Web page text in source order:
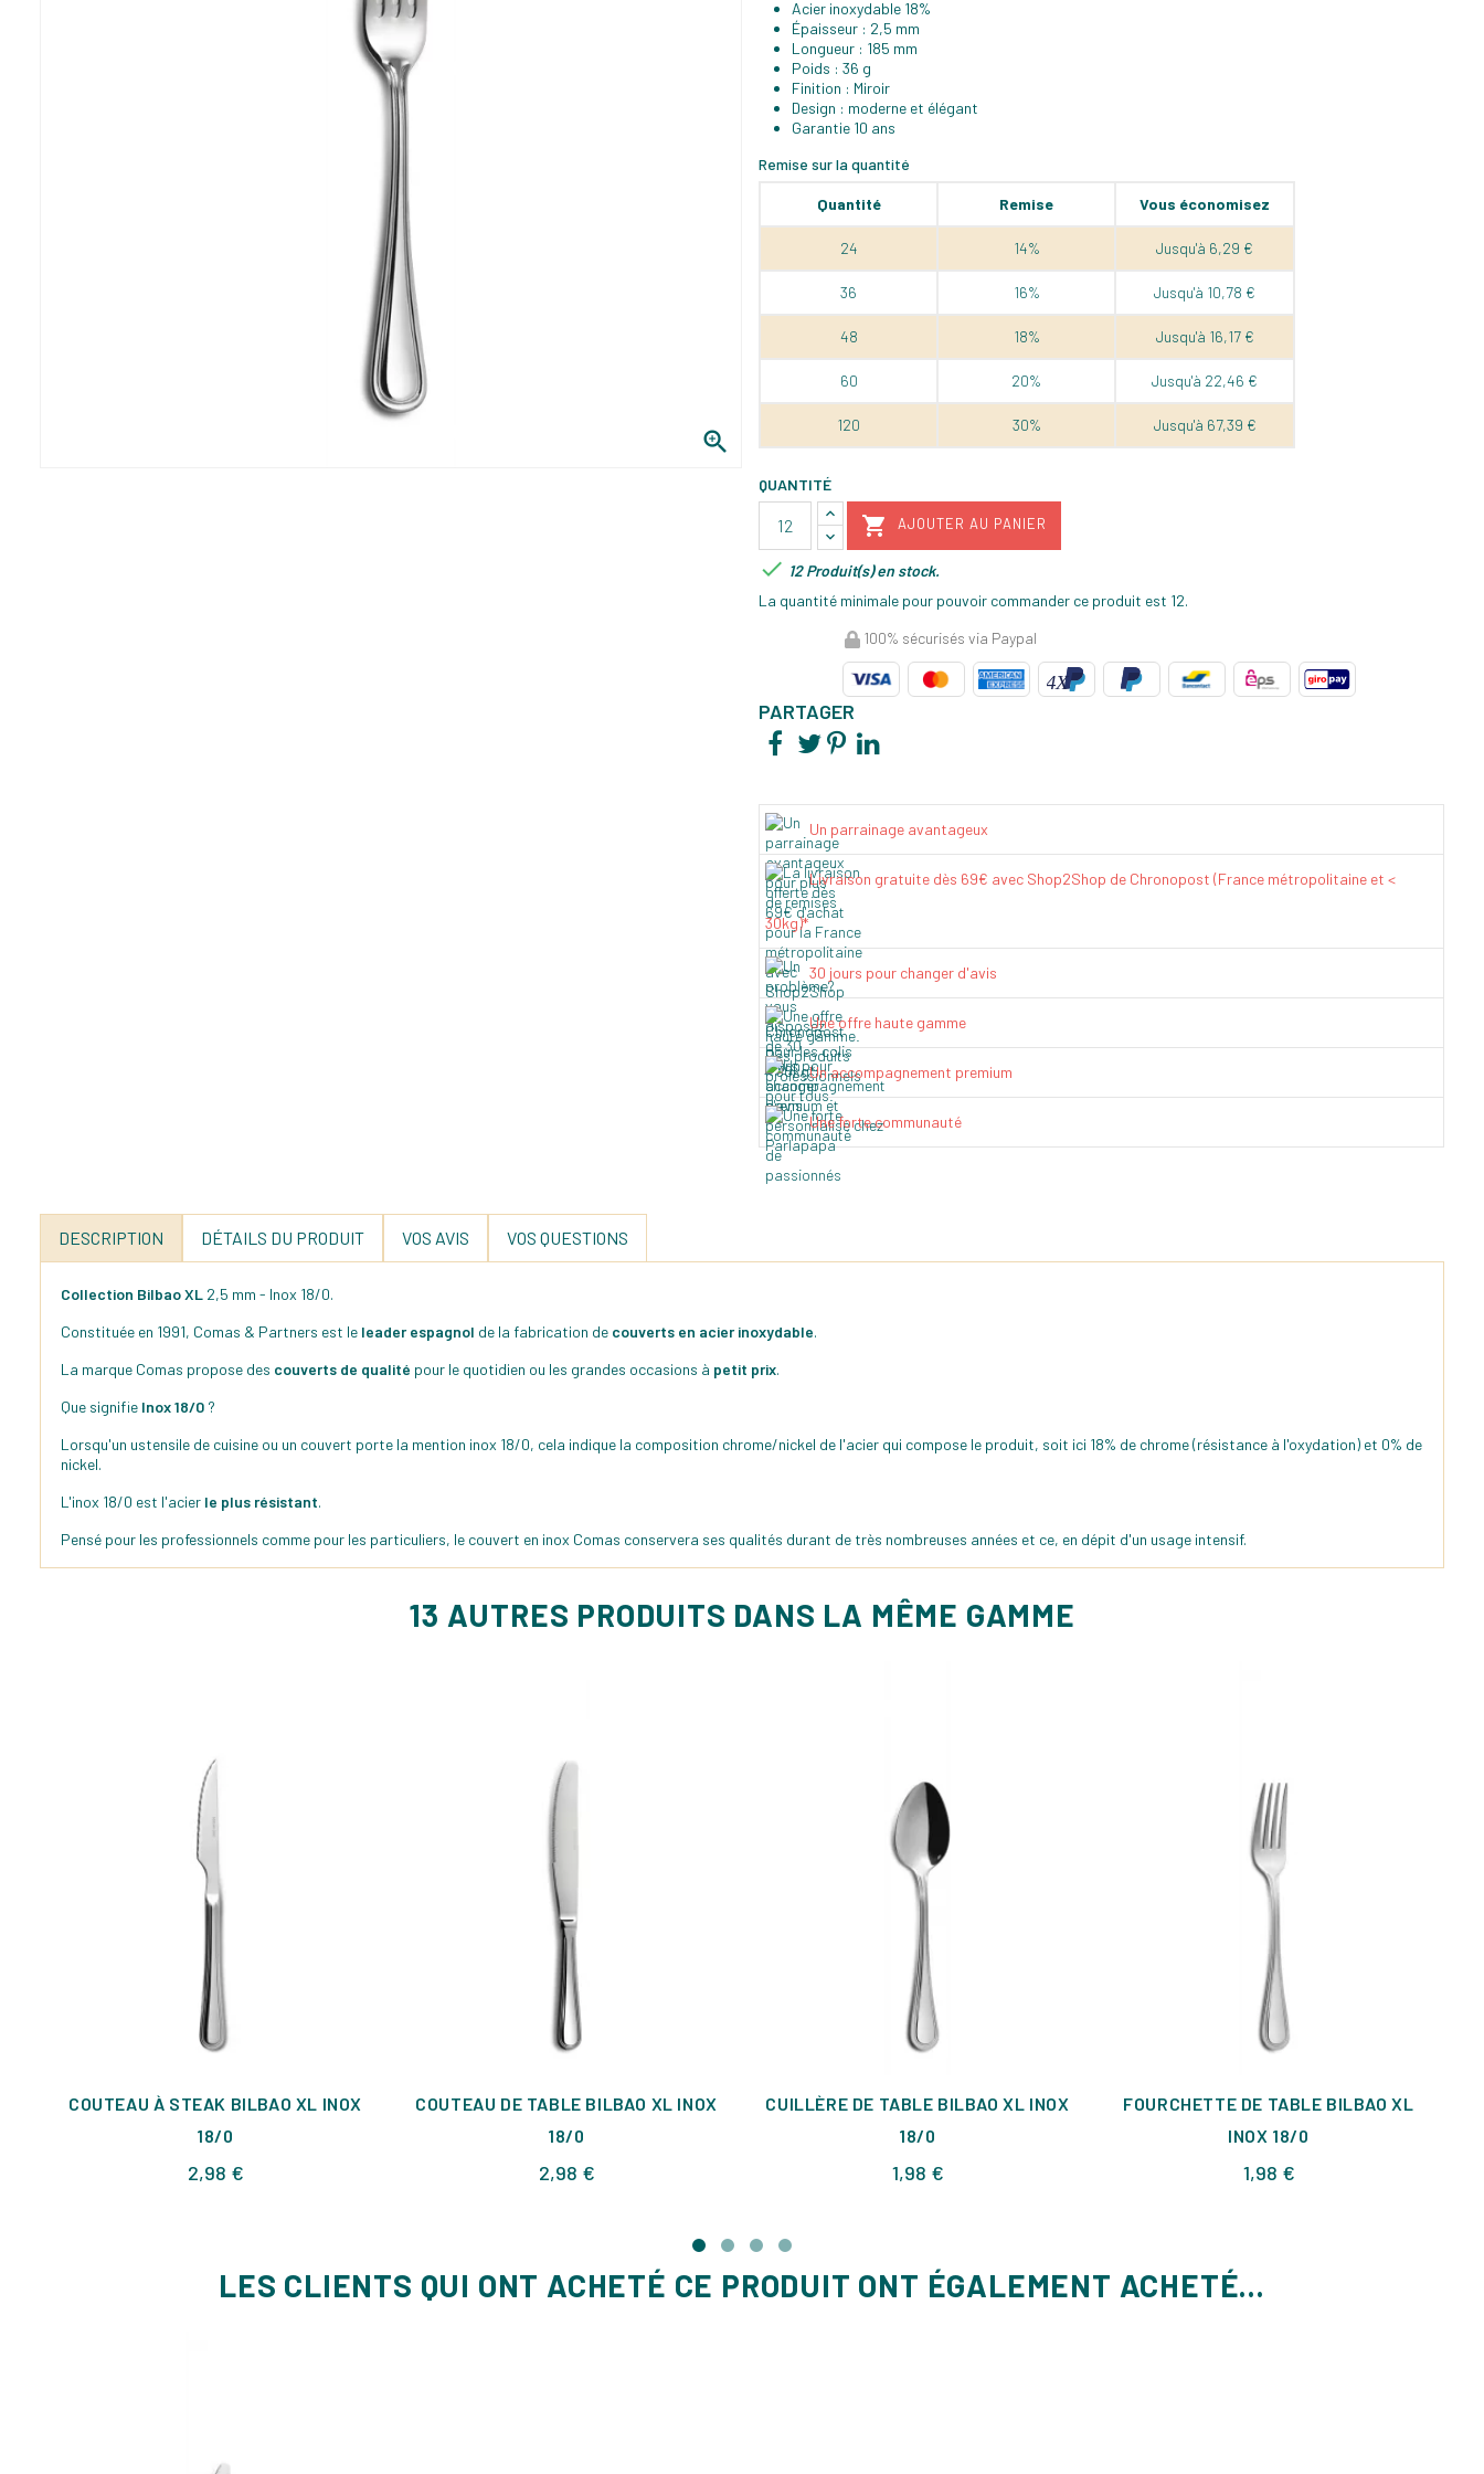

Acier inoxydable 18%
Épaisseur : 2,5 mm
Longueur : 185 mm
Poids : 36 g
Finition : Miroir
Design : moderne et élégant
Garantie 10 ans
Remise sur la quantité
Quantité Remise Vous économisez
24 14% Jusqu'à 6,29 €
36 16% Jusqu'à 10,78 €
48 18% Jusqu'à 16,17 €
60 20% Jusqu'à 22,46 €
120 30% Jusqu'à 67,39 €
QUANTITÉ
 AJOUTER AU PANIER
 12 Produit(s) en stock.
La quantité minimale pour pouvoir commander ce produit est 12.
100% sécurisés via Paypal
PARTAGER
Un parrainage avantageux
Livraison gratuite dès 69€ avec Shop2Shop de Chronopost (France métropolitaine et <
30kg)*
30 jours pour changer d'avis
Une offre haute gamme
Un accompagnement premium
Une forte communauté
DESCRIPTION DÉTAILS DU PRODUIT VOS AVIS VOS QUESTIONS
Collection Bilbao XL 2,5 mm - Inox 18/0.
Constituée en 1991, Comas & Partners est le leader espagnol de la fabrication de couverts en acier inoxydable.
La marque Comas propose des couverts de qualité pour le quotidien ou les grandes occasions à petit prix.
Que signifie Inox 18/0 ?
Lorsqu'un ustensile de cuisine ou un couvert porte la mention inox 18/0, cela indique la composition chrome/nickel de l'acier qui compose le produit, soit ici 18% de chrome (résistance à l'oxydation) et 0% de
nickel.
L'inox 18/0 est l'acier le plus résistant.
Pensé pour les professionnels comme pour les particuliers, le couvert en inox Comas conservera ses qualités durant de très nombreuses années et ce, en dépit d'un usage intensif.
13 AUTRES PRODUITS DANS LA MÊME GAMME
COUTEAU À STEAK BILBAO XL INOX
18/0
2,98 €Prix
COUTEAU DE TABLE BILBAO XL INOX
18/0
2,98 €Prix
CUILLÈRE DE TABLE BILBAO XL INOX
18/0
1,98 €Prix
FOURCHETTE DE TABLE BILBAO XL
INOX 18/0
1,98 €Prix
LES CLIENTS QUI ONT ACHETÉ CE PRODUIT ONT ÉGALEMENT ACHETÉ...